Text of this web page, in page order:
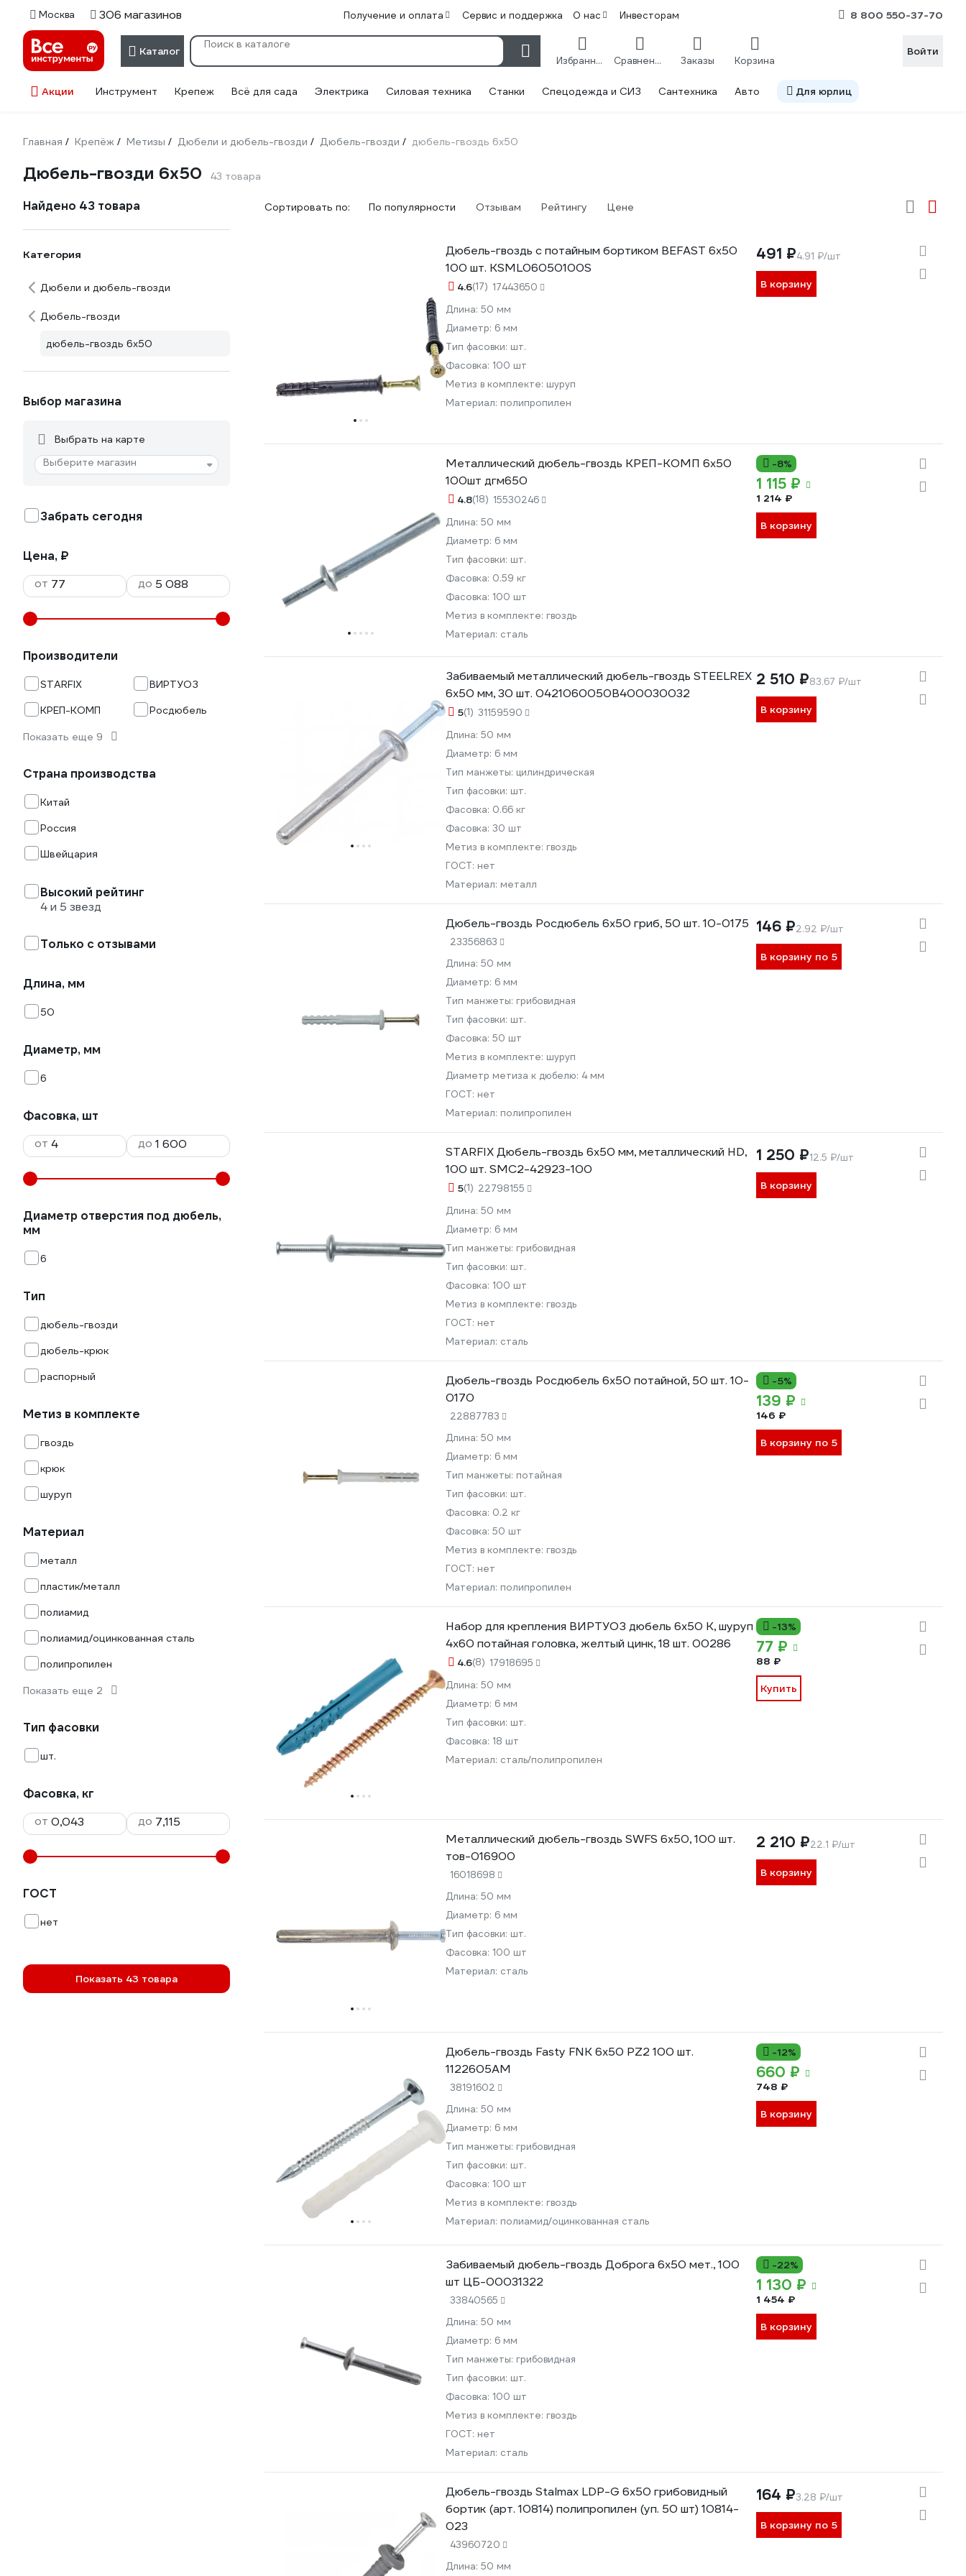
Москва 306 магазинов Получение и оплата Сервис и поддержка О нас Инвесторам 8 800 550-37-70
Каталог
Избранное Сравнение Заказы Корзина
Войти
Акции Инструмент Крепеж Всё для сада Электрика Силовая техника Станки Спецодежда и СИЗ Сантехника Авто Для юрлиц
Главная / Крепёж / Метизы / Дюбели и дюбель-гвозди / Дюбель-гвозди / дюбель-гвоздь 6х50
Дюбель-гвозди 6х50 43 товара
Найдено 43 товара
Категория
Дюбели и дюбель-гвозди
Дюбель-гвозди
дюбель-гвоздь 6х50
Выбор магазина
Выбрать на карте
Выберите магазин
Забрать сегодня
Цена, ₽
от
до
Производители
STARFIX
ВИРТУОЗ
КРЕП-КОМП
Росдюбель
Показать еще 9
Страна производства
Китай
Россия
Швейцария
Высокий рейтинг
4 и 5 звезд
Только с отзывами
Длина, мм
50
Диаметр, мм
6
Фасовка, шт
от
до
Диаметр отверстия под дюбель,
мм
6
Тип
дюбель-гвозди
дюбель-крюк
распорный
Метиз в комплекте
гвоздь
крюк
шуруп
Материал
металл
пластик/металл
полиамид
полиамид/оцинкованная сталь
полипропилен
Показать еще 2
Тип фасовки
шт.
Фасовка, кг
от
до
ГОСТ
нет
Показать 43 товара
Сортировать по: По популярности Отзывам Рейтингу Цене
Дюбель-гвоздь с потайным бортиком BEFAST 6х50
100 шт. KSML06050100S
4.6(17) 17443650
Длина: 50 мм
Диаметр: 6 мм
Тип фасовки: шт.
Фасовка: 100 шт
Метиз в комплекте: шуруп
Материал: полипропилен
491 ₽4.91 ₽/шт
В корзину
Металлический дюбель-гвоздь КРЕП-КОМП 6х50
100шт дгм650
4.8(18) 15530246
Длина: 50 мм
Диаметр: 6 мм
Тип фасовки: шт.
Фасовка: 0.59 кг
Фасовка: 100 шт
Метиз в комплекте: гвоздь
Материал: сталь
-8%
1 115 ₽
1 214 ₽
В корзину
Забиваемый металлический дюбель-гвоздь STEELREX
6x50 мм, 30 шт. 0421060050B400030032
5(1) 31159590
Длина: 50 мм
Диаметр: 6 мм
Тип манжеты: цилиндрическая
Тип фасовки: шт.
Фасовка: 0.66 кг
Фасовка: 30 шт
Метиз в комплекте: гвоздь
ГОСТ: нет
Материал: металл
2 510 ₽83.67 ₽/шт
В корзину
Дюбель-гвоздь Росдюбель 6х50 гриб, 50 шт. 10-0175
23356863
Длина: 50 мм
Диаметр: 6 мм
Тип манжеты: грибовидная
Тип фасовки: шт.
Фасовка: 50 шт
Метиз в комплекте: шуруп
Диаметр метиза к дюбелю: 4 мм
ГОСТ: нет
Материал: полипропилен
146 ₽2.92 ₽/шт
В корзину по 5
STARFIX Дюбель-гвоздь 6x50 мм, металлический HD,
100 шт. SMC2-42923-100
5(1) 22798155
Длина: 50 мм
Диаметр: 6 мм
Тип манжеты: грибовидная
Тип фасовки: шт.
Фасовка: 100 шт
Метиз в комплекте: гвоздь
ГОСТ: нет
Материал: сталь
1 250 ₽12.5 ₽/шт
В корзину
Дюбель-гвоздь Росдюбель 6x50 потайной, 50 шт. 10-
0170
22887783
Длина: 50 мм
Диаметр: 6 мм
Тип манжеты: потайная
Тип фасовки: шт.
Фасовка: 0.2 кг
Фасовка: 50 шт
Метиз в комплекте: гвоздь
ГОСТ: нет
Материал: полипропилен
-5%
139 ₽
146 ₽
В корзину по 5
Набор для крепления ВИРТУОЗ дюбель 6х50 К, шуруп
4х60 потайная головка, желтый цинк, 18 шт. 00286
4.6(8) 17918695
Длина: 50 мм
Диаметр: 6 мм
Тип фасовки: шт.
Фасовка: 18 шт
Материал: сталь/полипропилен
-13%
77 ₽
88 ₽
Купить
Металлический дюбель-гвоздь SWFS 6х50, 100 шт.
тов-016900
16018698
Длина: 50 мм
Диаметр: 6 мм
Тип фасовки: шт.
Фасовка: 100 шт
Материал: сталь
2 210 ₽22.1 ₽/шт
В корзину
Дюбель-гвоздь Fasty FNK 6x50 PZ2 100 шт.
1122605AM
38191602
Длина: 50 мм
Диаметр: 6 мм
Тип манжеты: грибовидная
Тип фасовки: шт.
Фасовка: 100 шт
Метиз в комплекте: гвоздь
Материал: полиамид/оцинкованная сталь
-12%
660 ₽
748 ₽
В корзину
Забиваемый дюбель-гвоздь Доброга 6x50 мет., 100
шт ЦБ-00031322
33840565
Длина: 50 мм
Диаметр: 6 мм
Тип манжеты: грибовидная
Тип фасовки: шт.
Фасовка: 100 шт
Метиз в комплекте: гвоздь
ГОСТ: нет
Материал: сталь
-22%
1 130 ₽
1 454 ₽
В корзину
Дюбель-гвоздь Stalmax LDP-G 6х50 грибовидный
бортик (арт. 10814) полипропилен (уп. 50 шт) 10814-
023
43960720
Длина: 50 мм
164 ₽3.28 ₽/шт
В корзину по 5